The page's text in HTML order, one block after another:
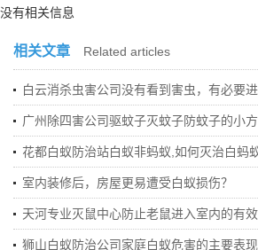
没有相关信息
相关文章 Related articles
白云消杀虫害公司没有看到害虫，有必要
广州除四害公司驱蚊子灭蚊子防蚊子的小
花都白蚁防治站白蚁非蚂蚁,如何灭治白蚂
室内装修后，房屋更易遭受白蚁损伤？
天河专业灭鼠中心防止老鼠进入室内的有
狮山白蚁防治公司家庭白蚁危害的主要表